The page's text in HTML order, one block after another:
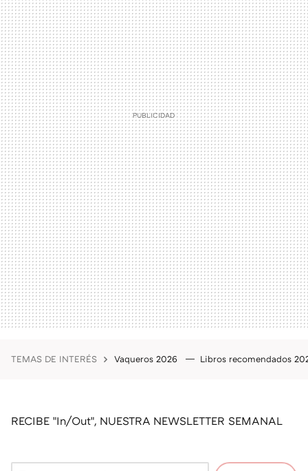
TEMAS DE INTERÉS Vaqueros 2026 Libros recomendados
RECIBE "In/Out", NUESTRA NEWSLETTER SEMANAL